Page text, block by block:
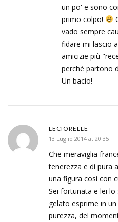
un po' e sono
primo colpo!
vado sempre
fidare mi lascio
amicizie più
perchè partono
Un bacio!
LECIORELLE
13 Luglio 2014 at 20:35
Che meraviglia
tenerezza e di pura
una figura così con
Sei fortunata e lei
gelato esprime in
purezza, del